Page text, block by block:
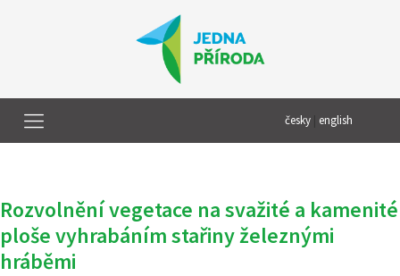
česky english
Rozvolnění vegetace na svažité a kamenité
ploše vyhrabáním stařiny železnými
hráběmi